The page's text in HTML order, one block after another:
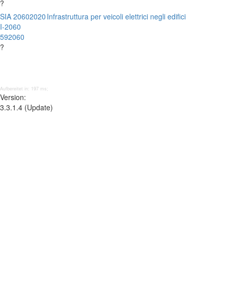
?
SIA 2060
I-2060
592060
?
2020 Infrastruttura per veicoli elettrici negli edifici
Aufbereitet in: 197 ms;
Version:
3.3.1.4 (Update)